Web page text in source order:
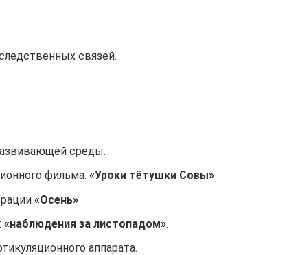
связей.
среды.
фильма: «Уроки тётушки Совы»
«Осень»
«наблюдения за листопадом».
аппарата.